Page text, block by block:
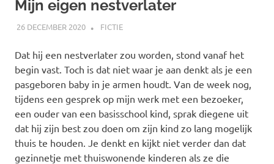
Mijn eigen nestverlater
26 DECEMBER 2020 MARJOLEIN
FICTIE
Dat hij een nestverlater zou worden, stond vanaf het
begin vast. Toch is dat niet waar je aan denkt als je een
pasgeboren baby in je armen houdt. Van de week nog,
tijdens een gesprek op mijn werk met een bezoeker,
een ouder van een basisschool kind, sprak diegene uit
dat hij zijn best zou doen om zijn kind zo lang mogelijk
thuis te houden. Je denkt en kijkt niet verder dan dat
gezinnetje met thuiswonende kinderen als ze die